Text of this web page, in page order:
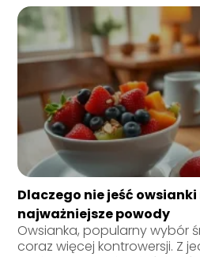
Dlaczego nie jeść
najważniejsze powody
Owsianka, popularny wybór
coraz więcej kontrowersji. Z